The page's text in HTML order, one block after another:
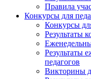
Правила
Конкурсы для
Конкурсы
Результаты
Результаты
педагогов
Викторины